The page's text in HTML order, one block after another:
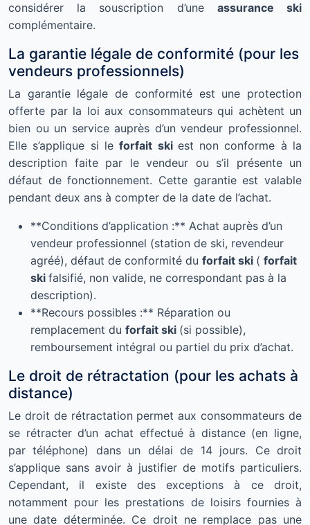
considérer la souscription d’une assurance ski
complémentaire.
La garantie légale de conformité (pour les
vendeurs professionnels)
La garantie légale de conformité est une protection
offerte par la loi aux consommateurs qui achètent un
bien ou un service auprès d’un vendeur professionnel.
Elle s’applique si leforfait ski est non conforme à la
description faite par le vendeur ou s’il présente un
défaut de fonctionnement. Cette garantie est valable
pendant deux ans à compter de la date de l’achat.
**Conditions d’application :** Achat auprès d’un
vendeur professionnel (station de ski, revendeur
agréé), défaut de conformité du forfait ski ( forfait
ski falsifié, non valide, ne correspondant pas à la
description).
**Recours possibles :** Réparation ou
remplacement du forfait ski (si possible),
remboursement intégral ou partiel du prix d’achat.
Le droit de rétractation (pour les achats à
distance)
Le droit de rétractation permet aux consommateurs de
se rétracter d’un achat effectué à distance (en ligne,
par téléphone) dans un délai de 14 jours. Ce droit
s’applique sans avoir à justifier de motifs particuliers.
Cependant, il existe des exceptions à ce droit,
notamment pour les prestations de loisirs fournies à
une date déterminée. Ce droit ne remplace pas une